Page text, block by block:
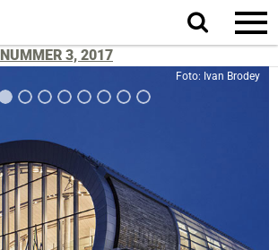
Sök
på
NUMMER 3, 2017
Foto: Ivan Brodey